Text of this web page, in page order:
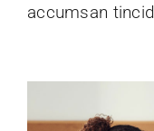
accumsan